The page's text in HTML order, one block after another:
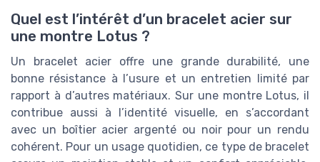
Quel est l’intérêt d’un bracelet acier sur
une montre Lotus ?
Un bracelet acier offre une grande durabilité, une
bonne résistance à l’usure et un entretien limité par
rapport à d’autres matériaux. Sur une montre Lotus, il
contribue aussi à l’identité visuelle, en s’accordant
avec un boîtier acier argenté ou noir pour un rendu
cohérent. Pour un usage quotidien, ce type de bracelet